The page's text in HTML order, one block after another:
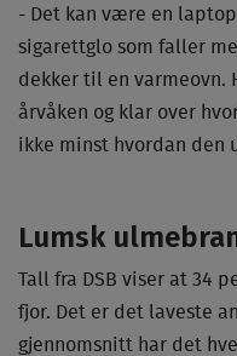
- Det kan være en
sigarettglo som faller
dekker til en varmeovn.
årvåken og klar over
ikke minst hvordan den
Lumsk
Tall fra DSB viser at 34
fjor. Det er det laveste
gjennomsnitt har det